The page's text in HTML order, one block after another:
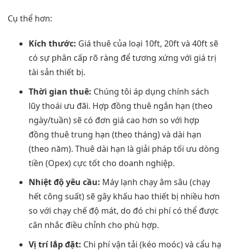
Cụ thể hơn:
Kích thước: Giá thuê của loại 10ft, 20ft và 40ft sẽ
có sự phân cấp rõ ràng để tương xứng với giá trị
tài sản thiết bị.
Thời gian thuê: Chúng tôi áp dụng chính sách
lũy thoái ưu đãi. Hợp đồng thuê ngắn hạn (theo
ngày/tuần) sẽ có đơn giá cao hơn so với hợp
đồng thuê trung hạn (theo tháng) và dài hạn
(theo năm). Thuê dài hạn là giải pháp tối ưu dòng
tiền (Opex) cực tốt cho doanh nghiệp.
Nhiệt độ yêu cầu: Máy lạnh chạy âm sâu (chạy
hết công suất) sẽ gây khấu hao thiết bị nhiều hơn
so với chạy chế độ mát, do đó chi phí có thể được
cân nhắc điều chỉnh cho phù hợp.
Vị trí lắp đặt: Chi phí vận tải (kéo moóc) và cẩu hạ